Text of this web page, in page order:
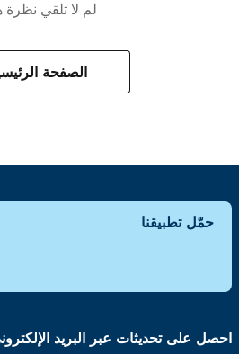
لم لا تلقي نظرة
الصفحة
حمّل تطبيقنا
احصل على تحديثات عبر البريد